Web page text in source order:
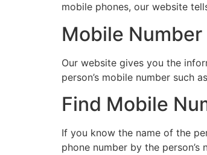
mobile phones, our website
Mobile
Our website gives you the
person’s mobile number such
Find Mobile
If you know the name of the
phone number by the